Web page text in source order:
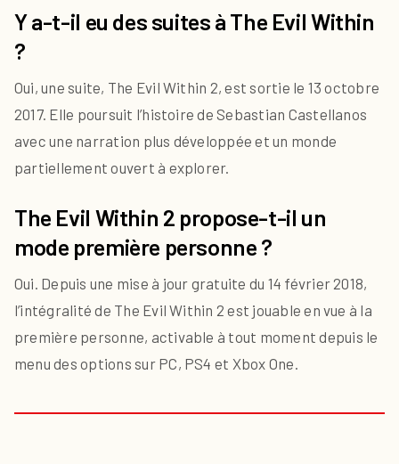
Y a-t-il eu des suites à The Evil Within
?
Oui, une suite, The Evil Within 2, est sortie le 13 octobre
2017. Elle poursuit l’histoire de Sebastian Castellanos
avec une narration plus développée et un monde
partiellement ouvert à explorer.
The Evil Within 2 propose-t-il un
mode première personne ?
Oui. Depuis une mise à jour gratuite du 14 février 2018,
l’intégralité de The Evil Within 2 est jouable en vue à la
première personne, activable à tout moment depuis le
menu des options sur PC, PS4 et Xbox One.